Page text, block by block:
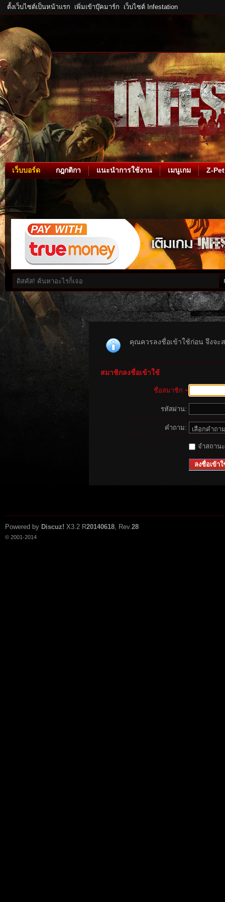
ตั้งเว็บไซต์เป็นหน้าแรก เพิ่มเข้าบุ๊คมาร์ก เว็บไซต์ Infestation
เว็บบอร์ด กฎกติกา แนะนำการใช้งาน เมนูเกม Z-Pet
คุณควรลงชื่อเข้าใช้ก่อน จึงจะ
สมาชิกลงชื่อเข้าใช้
ชื่อสมาชิก
รหัสผ่าน:
คำถาม:
จำสถาน
ลงชื่อเข้าใ
Powered by Discuz! X3.2 R20140618, Rev.28
© 2001-2014